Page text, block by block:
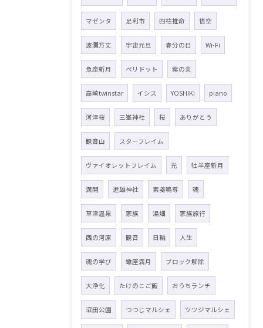
マゼンタ 足利市 四柱推命 悟空
波瀾万丈 宇宙元旦 春分の日 Wi-Fi
魚座新月 ペリドット 紫の炎
高崎twinstar イシス YOSHIKI piano
河津桜 三峯神社 桜 ありがとう
観音山 スターフレイム
ヴァイオレットフレイム 光 牡羊座新月
満開 進雄神社 素戔嗚尊 魂
草津温泉 家族 湯畑 家族旅行
西の河原 観音 日輪 人生
魂の学び 蠍座満月 ブロック解除
大浄化 たけのこご飯 おうちランチ
沼田公園 つつじマルシェ ツツジマルシェ